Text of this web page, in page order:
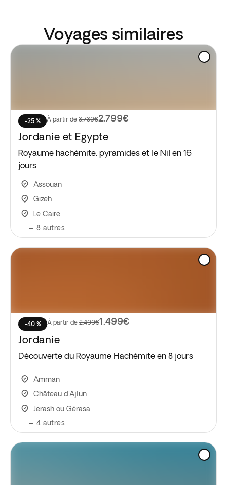
Voyages similaires
-25 % À partir de 3.739€2.799€
Jordanie et Egypte
Royaume hachémite, pyramides et le Nil en 16
jours
Assouan
Gizeh
Le Caire
+ 8 autres
-40 % À partir de 2.499€1.499€
Jordanie
Découverte du Royaume Hachémite en 8 jours
Amman
Château d'Ajlun
Jerash ou Gérasa
+ 4 autres